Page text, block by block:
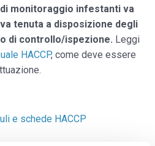
monitoraggio infestanti va
tenuta a disposizione degli
di controllo/ispezione. Leggi
HACCP, come deve essere
e schede HACCP